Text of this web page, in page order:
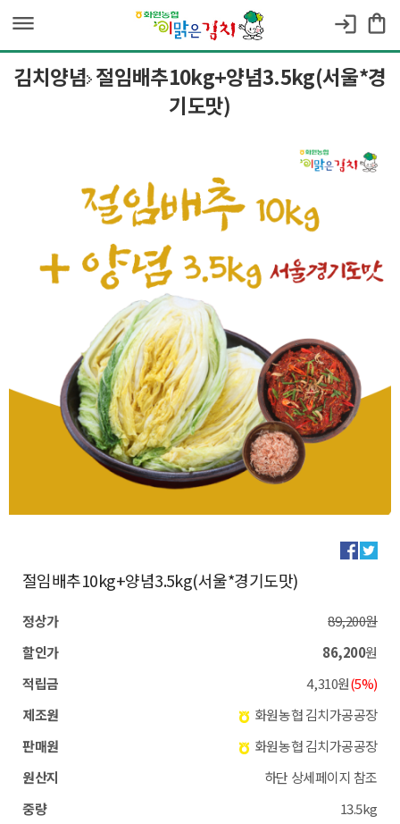
dehaze login shopping_bag
김치양념 절임배추10kg+양념3.5kg(서울*경
기도맛)
절임배추10kg+양념3.5kg(서울*경기도맛)
정상가
89,200원
할인가
86,200원
적립금
4,310원(5%)
제조원
화원농협 김치가공공장
판매원
화원농협 김치가공공장
원산지
하단 상세페이지 참조
중량
13.5kg